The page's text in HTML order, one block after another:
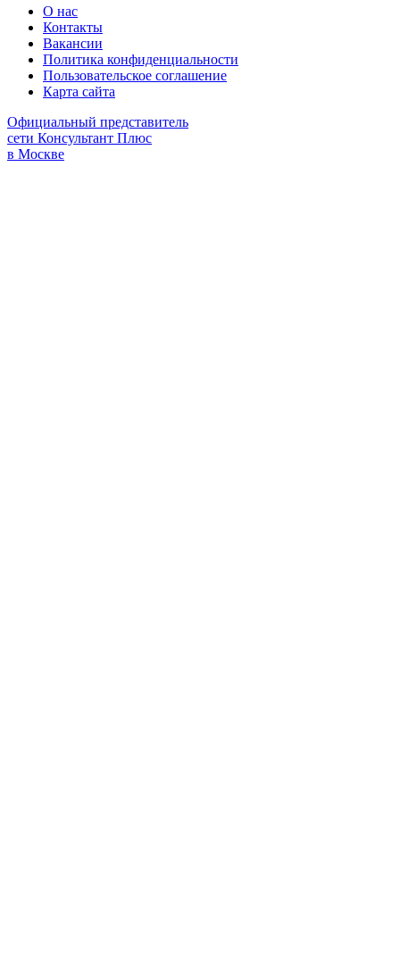
О нас
Контакты
Вакансии
Политика конфиденциальности
Пользовательское соглашение
Карта сайта
Официальный представитель
сети Консультант Плюс
в Москве